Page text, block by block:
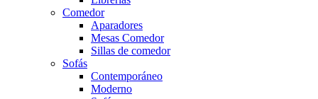
Comedor
Aparadores
Mesas Comedor
Sillas de comedor
Sofás
Contemporáneo
Moderno